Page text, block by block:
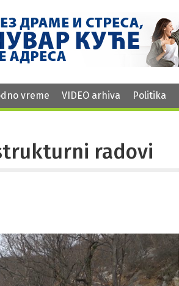
vreme VIDEO arhiva Politika
radovi